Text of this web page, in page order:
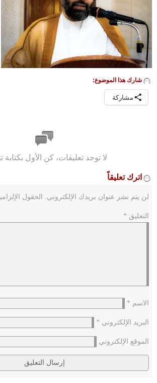
شارك هذا الموضوع:
مشاركة
لا توجد تعليقات، كن الأول بكتابة
اترك تعليقاً
لن يتم نشر عنوان بريدك الإلكتروني. الحقول
التعليق *
الاسم *
البريد الإلكتروني *
الموقع الإلكتروني